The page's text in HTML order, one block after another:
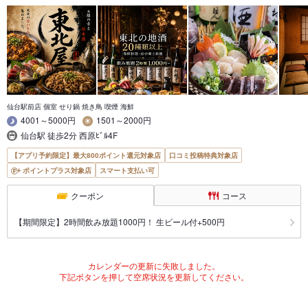
仙台駅前店 個室 せり鍋 焼き鳥 喫煙 海鮮
4001～5000円
1501～2000円
仙台駅 徒歩2分 西原ﾋﾞﾙ4F
【アプリ予約限定】最大800ポイント還元対象店
口コミ投稿特典対象店
ポイントプラス対象店
スマート支払い可
クーポン コース
【期間限定】2時間飲み放題1000円！ 生ビール付+500円
カレンダーの更新に失敗しました。
下記ボタンを押して空席状況を更新してください。